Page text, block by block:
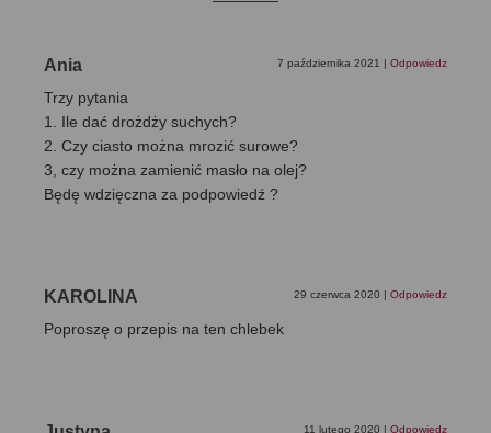
Ania 7 października 2021 Odpowiedz
Trzy pytania
1. Ile dać drożdży suchych?
2. Czy ciasto można mrozić surowe?
3, czy można zamienić masło na olej?
Będę wdzięczna za podpowiedź ?
KAROLINA 29 czerwca 2020 Odpowiedz
Poproszę o przepis na ten chlebek
11 lutego 2020 Odpowiedz